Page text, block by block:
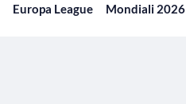
Europa League Mondiali 2026